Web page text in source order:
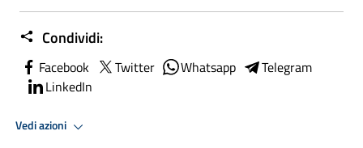
Condividi:
Facebook Twitter Whatsapp
Telegram
LinkedIn
Vedi azioni